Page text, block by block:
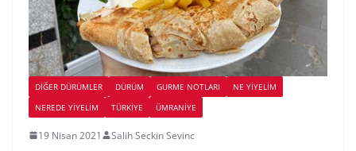
DIĞER DÜRÜMLER DÜRÜM GURME NOTLARI
NE YİYELİM
NEREDE YİYELİM
TÜRKIYE ÜMRANIYE
19 Nisan 2021 Salih Seckin Sevinc